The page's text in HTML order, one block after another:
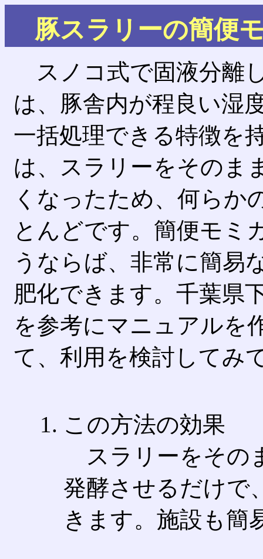
豚スラリーの簡便
スノコ式で固液分離
は、豚舎内が程良い湿
一括処理できる特徴を
は、スラリーをそのま
くなったため、何らか
とんどです。簡便モミ
うならば、非常に簡易
肥化できます。千葉県
を参考にマニュアルを
て、利用を検討してみ
この方法の効果
スラリーをその
発酵させるだけで
きます。施設も簡